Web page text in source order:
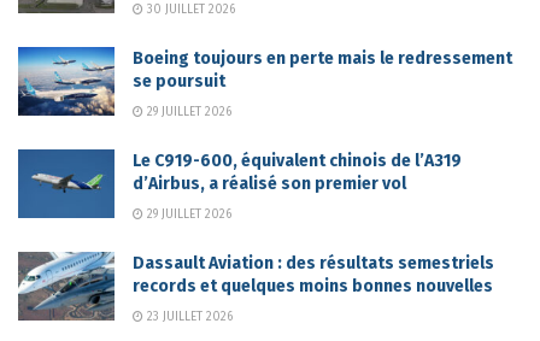
30 JUILLET 2026
Boeing toujours en perte mais le redressement
se poursuit
29 JUILLET 2026
Le C919-600, équivalent chinois de l’A319
d’Airbus, a réalisé son premier vol
29 JUILLET 2026
Dassault Aviation : des résultats semestriels
records et quelques moins bonnes nouvelles
23 JUILLET 2026